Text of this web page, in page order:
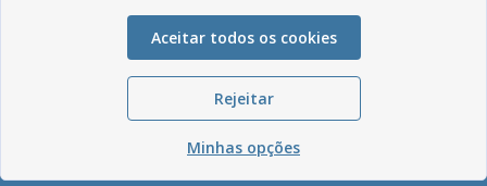
Glossário
Ouvidoria
Serviços Internos
Política de Privacidade
Aceitar todos os cookies
Rejeitar
Minhas opções